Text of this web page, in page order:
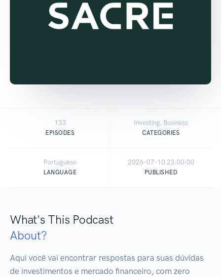
133
EPISODES
Investing, Business
CATEGORIES
Portuguese
LANGUAGE
2026-07-10 23:00:00
PUBLISHED
What's This Podcast
About?
Aqui você vai encontrar respostas para suas dúvidas
de investimentos e mercado financeiro, com zero